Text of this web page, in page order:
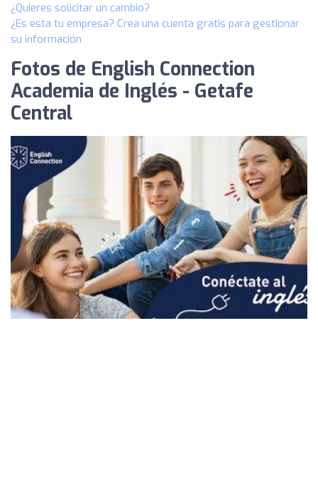
¿Quieres solicitar un cambio?
¿Es esta tu empresa? Crea una cuenta gratis para gestionar
su información
Fotos de English Connection
Academia de Inglés - Getafe
Central